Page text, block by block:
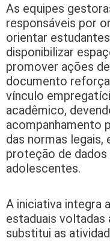
As equipes
responsáveis por
orientar
disponibilizar
promover ações
documento
vínculo
acadêmico,
acompanhamento
das normas legais,
proteção de
adolescentes.
A iniciativa integra
estaduais voltadas
substitui as